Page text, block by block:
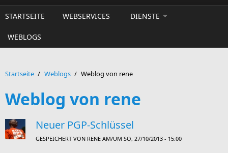
STARTSEITE WEBSERVICES DIENSTE
WEBLOGS
Startseite / Weblogs / Weblog von rene
Weblog von rene
Neuer PGP-Schlüssel
GESPEICHERT VON RENE AM/UM SO, 27/10/2013 - 15:00